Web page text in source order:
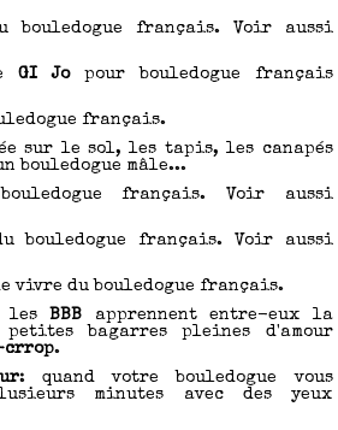
bouledogue français. Voir aussi
GI Jopour bouledogue français
français.
sur le sol, les tapis, les canapés
bouledogue mâle...
français. Voir aussi
bouledogue français. Voir aussi
vivre du bouledogue français.
les BBB apprennent entre-eux la
bagarres pleines d'amour
crrop.
: quand votre bouledogue vous
minutes avec des yeux